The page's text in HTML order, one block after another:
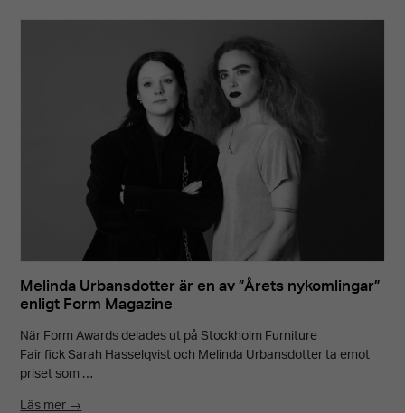
Melinda Urbansdotter är en av ”Årets nykomlingar”
enligt Form Magazine
När Form Awards delades ut på Stockholm Furniture
Fair fick Sarah Hasselqvist och Melinda Urbansdotter ta emot
priset som …
Läs mer →